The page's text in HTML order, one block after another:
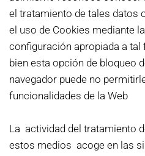
el tratamiento de tales datos
el uso de Cookies mediante
configuración apropiada a tal
bien esta opción de bloqueo
navegador puede no
funcionalidades de la Web
La actividad del tratamiento
estos medios acoge en las